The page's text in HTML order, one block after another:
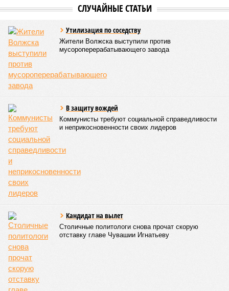
характер этого вида спорта.
дисциплин на территории Чувашской Республики. Кроме
того, данное единоборство уже имеет опыт выхода на
международную арену: оно входило в программу I и II
Всемирных игр национальных видов единоборств, которые
проводились в Чувашии, что говорит о расширении
географии интереса к этой борьбе за пределами региона.
Отредактировано:
Версия //Роспотребнадзор после проверки отстранил от
работы 20 сотрудников детских лагерей
Роспотребнадзор после проверки отстранил от работы 20
сотрудников детских лагерей
Здоровый отдых